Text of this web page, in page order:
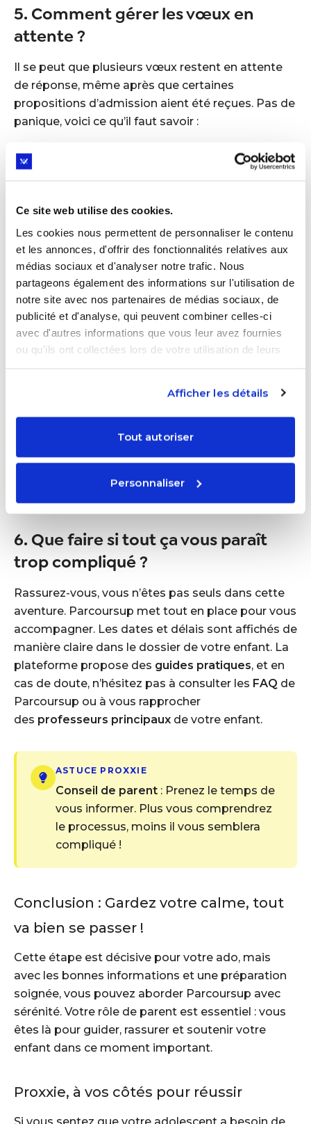
Ce site web utilise des cookies.
Les cookies nous permettent de personnaliser le contenu
et les annonces, d'offrir des fonctionnalités relatives aux
médias sociaux et d'analyser notre trafic. Nous
partageons également des informations sur l'utilisation de
notre site avec nos partenaires de médias sociaux, de
publicité et d'analyse, qui peuvent combiner celles-ci
avec d'autres informations que vous leur avez fournies
ou qu'ils ont collectées lors de votre utilisation de leurs
Afficher les détails
Tout autoriser
Personnaliser
5. Comment gérer les vœux en
attente ?
Il se peut que plusieurs vœux restent en attente
de réponse, même après que certaines
propositions d’admission aient été reçues. Pas de
panique, voici ce qu’il faut savoir :
Conservez un œil sur les vœux en attente. Si
votre ado a plusieurs vœux en attente, il est
Parcoursup et de préciser s’il souhaite toujours
concourir pour ces vœux ou non.
Si vous renoncez à une propositionpour
garder un vœu en attente, cette place sera
immédiatement libérée pour un autre
candidat. Soyez donc sûr que la place en
attente est bien celle que votre ado souhaite
vraiment.
car il s’agit d’un choix important pour
son avenir.
6. Que faire si tout ça vous paraît
trop compliqué ?
Rassurez-vous, vous n’êtes pas seuls dans cette
aventure. Parcoursup met tout en place pour vous
accompagner. Les dates et délais sont affichés de
manière claire dans le dossier de votre enfant. La
plateforme propose des guides pratiques, et en
cas de doute, n’hésitez pas à consulter les FAQ de
Parcoursup ou à vous rapprocher
des professeurs principaux de votre enfant.
ASTUCE PROXXIE
Conseil de parent : Prenez le temps de
vous informer. Plus vous comprendrez
le processus, moins il vous semblera
compliqué !
Conclusion : Gardez votre calme, tout
va bien se passer !
Cette étape est décisive pour votre ado, mais
avec les bonnes informations et une préparation
soignée, vous pouvez aborder Parcoursup avec
sérénité. Votre rôle de parent est essentiel : vous
êtes là pour guider, rassurer et soutenir votre
enfant dans ce moment important.
Proxxie, à vos côtés pour réussir